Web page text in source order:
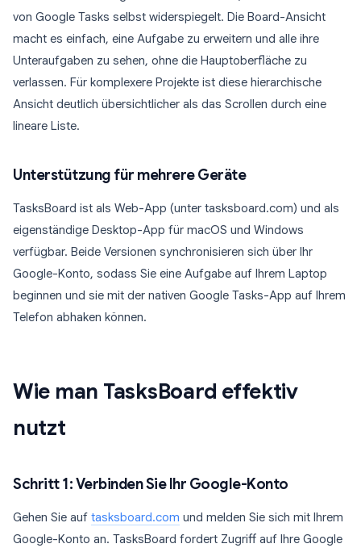
von Google Tasks selbst widerspiegelt. Die Board-Ansicht
macht es einfach, eine Aufgabe zu erweitern und alle ihre
Unteraufgaben zu sehen, ohne die Hauptoberfläche zu
verlassen. Für komplexere Projekte ist diese hierarchische
Ansicht deutlich übersichtlicher als das Scrollen durch eine
lineare Liste.
Unterstützung für mehrere Geräte
TasksBoard ist als Web-App (unter tasksboard.com) und als
eigenständige Desktop-App für macOS und Windows
verfügbar. Beide Versionen synchronisieren sich über Ihr
Google-Konto, sodass Sie eine Aufgabe auf Ihrem Laptop
beginnen und sie mit der nativen Google Tasks-App auf Ihrem
Telefon abhaken können.
Wie man TasksBoard effektiv
nutzt
Schritt 1: Verbinden Sie Ihr Google-Konto
Gehen Sie auf tasksboard.com und melden Sie sich mit Ihrem
Google-Konto an. TasksBoard fordert Zugriff auf Ihre Google